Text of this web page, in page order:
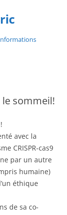
sommeil!
avec la
CRISPR-cas9
par un autre
humaine)
éthique
de sa co-